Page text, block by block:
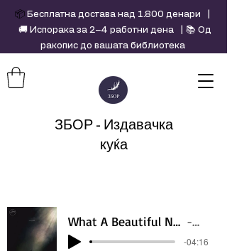
ЗБОР - Издавачка
куќа
What A Beautiful Name - Hillsong - Violin cover by Daniel Jang Artist
-04:16
📦 Бесплатна достава над 1.800 денари |
🚚 Испорака за 2–4 работни дена | 📚 Од
ракопис до вашата библиотека